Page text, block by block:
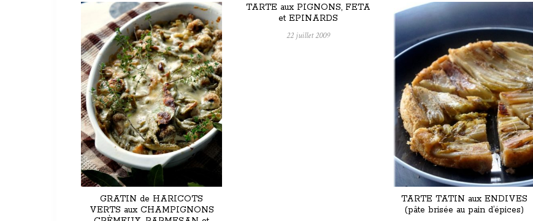
GRATIN de HARICOTS
VERTS aux CHAMPIGNONS
TARTE aux PIGNONS, FETA
et EPINARDS
22 juillet 2009
TARTE TATIN aux ENDIVES
(pâte brisée au pain d’épices)